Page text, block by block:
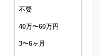
不要
40万〜60万円
3〜6ヶ月